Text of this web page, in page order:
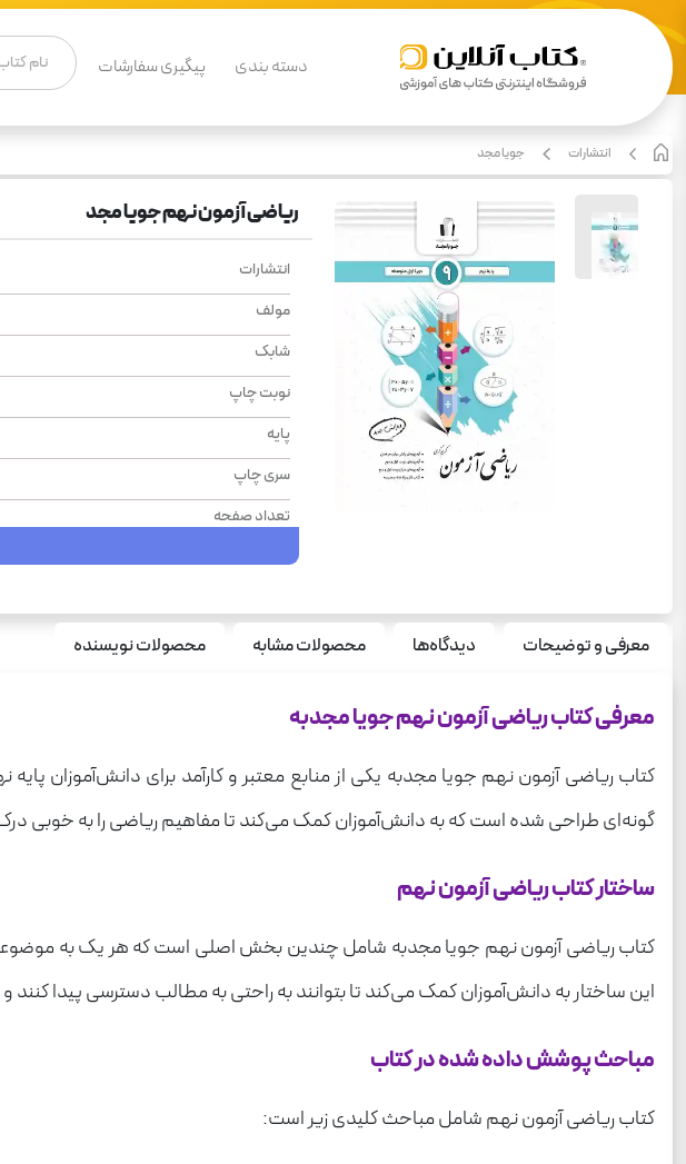
دسته بندی پیگیری سفارشات
انتشارات جویا مجد
ریاضی آزمون نهم جویا مجد
انتشارات
مولف
شابک
نوبت چاپ
پایه
سری چاپ
تعداد صفحه
سری
معرفی و توضیحات دیدگاه‌ها محصولات مشابه محصولات نویسنده
معرفی کتاب ریاضی آزمون نهم جویا مجدبه
کتاب ریاضی آزمون نهم جویا مجدبه یکی از منابع معتبر و کارآمد برای دانش‌آموزان
گونه‌ای طراحی شده است که به دانش‌آموزان کمک می‌کند تا مفاهیم ریاضی را به خوبی
ساختار کتاب ریاضی آزمون نهم
کتاب ریاضی آزمون نهم جویا مجدبه شامل چندین بخش اصلی است که هر یک به
این ساختار به دانش‌آموزان کمک می‌کند تا بتوانند به راحتی به مطالب دسترسی پیدا کنند
مباحث پوشش داده شده در کتاب
کتاب ریاضی آزمون نهم شامل مباحث کلیدی زیر است: